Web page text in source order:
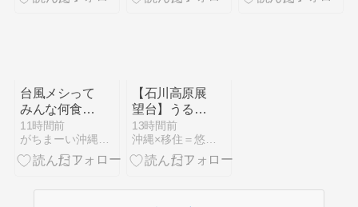
台風メシって
みんな何食べ
る？
11時間前
がちまーい沖縄（ファミコン）
【石川高原展
望台】うるま
市にある穴場
の展望台。階
段は大変だけ
渡せる絶景
13時間前
沖縄×移住＝悠々自適！？